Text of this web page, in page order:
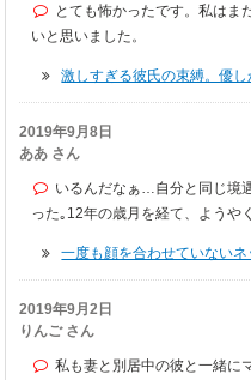
とても怖かったです。私はま
いと思いました。
激しすぎる彼氏の束縛。優し
2019年9月8日
ああ さん
いるんだなぁ…自分と同じ境
った｡12年の歳月を経て、ようや
一度も顔を合わせていないネ
2019年9月2日
りんご さん
私も妻と別居中の彼と一緒に